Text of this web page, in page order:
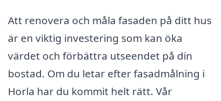
Att renovera och måla fasaden på ditt hus
är en viktig investering som kan öka
värdet och förbättra utseendet på din
bostad. Om du letar efter fasadmålning i
Horla har du kommit helt rätt. Vår